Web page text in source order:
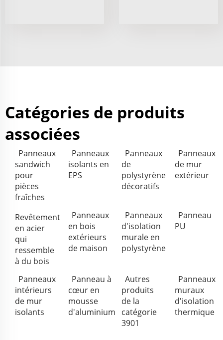
Catégories de produits
associées
Panneaux
sandwich
pour
pièces
fraîches
Panneaux
isolants en
EPS
Panneaux
de
polystyrène
décoratifs
Panneaux
de mur
extérieur
Revêtement
en acier
qui
ressemble
à du bois
Panneaux
en bois
extérieurs
de maison
Panneaux
d'isolation
murale en
polystyrène
Panneau
PU
Panneaux
intérieurs
de mur
isolants
Panneau à
cœur en
mousse
d'aluminium
Autres
produits
de la
catégorie
3901
Panneaux
muraux
d'isolation
thermique